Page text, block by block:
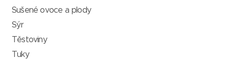
Sušené ovoce a plody
Sýr
Těstoviny
Tuky